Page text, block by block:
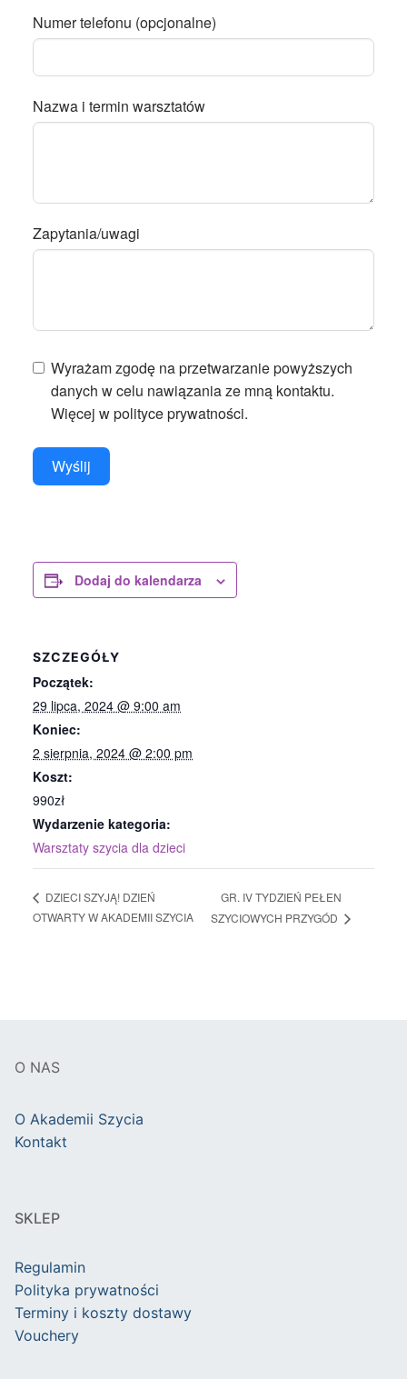
Numer telefonu (opcjonalne)
Nazwa i termin warsztatów
Zapytania/uwagi
Wyrażam zgodę na przetwarzanie powyższych
danych w celu nawiązania ze mną kontaktu.
Więcej w polityce prywatności.
Wyślij
Dodaj do kalendarza
SZCZEGÓŁY
Początek:
29 lipca, 2024 @ 9:00 am
Koniec:
2 sierpnia, 2024 @ 2:00 pm
Koszt:
990zł
Wydarzenie kategoria:
Warsztaty szycia dla dzieci
DZIECI SZYJĄ! DZIEŃ
OTWARTY W AKADEMII SZYCIA
GR. IV TYDZIEŃ PEŁEN
SZYCIOWYCH PRZYGÓD
O NAS
O Akademii Szycia
Kontakt
SKLEP
Regulamin
Polityka prywatności
Terminy i koszty dostawy
Vouchery